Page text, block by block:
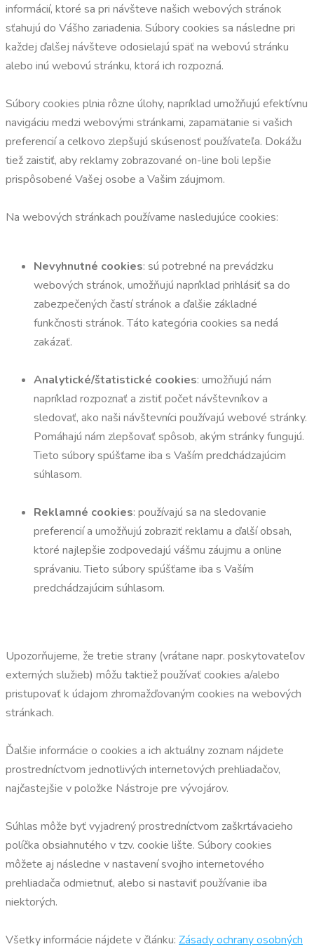
informácií, ktoré sa pri návšteve našich webových stránok
sťahujú do Vášho zariadenia. Súbory cookies sa následne pri
každej ďalšej návšteve odosielajú späť na webovú stránku
alebo inú webovú stránku, ktorá ich rozpozná.
Súbory cookies plnia rôzne úlohy, napríklad umožňujú efektívnu
navigáciu medzi webovými stránkami, zapamätanie si vašich
preferencií a celkovo zlepšujú skúsenosť používateľa. Dokážu
tiež zaistiť, aby reklamy zobrazované on-line boli lepšie
prispôsobené Vašej osobe a Vašim záujmom.
Na webových stránkach používame nasledujúce cookies:
Nevyhnutné cookies: sú potrebné na prevádzku
webových stránok, umožňujú napríklad prihlásiť sa do
zabezpečených častí stránok a ďalšie základné
funkčnosti stránok. Táto kategória cookies sa nedá
zakázať.
Analytické/štatistické cookies: umožňujú nám
napríklad rozpoznať a zistiť počet návštevníkov a
sledovať, ako naši návštevníci používajú webové stránky.
Pomáhajú nám zlepšovať spôsob, akým stránky fungujú.
Tieto súbory spúšťame iba s Vaším predchádzajúcim
súhlasom.
Reklamné cookies: používajú sa na sledovanie
preferencií a umožňujú zobraziť reklamu a ďalší obsah,
ktoré najlepšie zodpovedajú vášmu záujmu a online
správaniu. Tieto súbory spúšťame iba s Vaším
predchádzajúcim súhlasom.
Upozorňujeme, že tretie strany (vrátane napr. poskytovateľov
externých služieb) môžu taktiež používať cookies a/alebo
pristupovať k údajom zhromažďovaným cookies na webových
stránkach.
Ďalšie informácie o cookies a ich aktuálny zoznam nájdete
prostredníctvom jednotlivých internetových prehliadačov,
najčastejšie v položke Nástroje pre vývojárov.
Súhlas môže byť vyjadrený prostredníctvom zaškrtávacieho
políčka obsiahnutého v tzv. cookie lište. Súbory cookies
môžete aj následne v nastavení svojho internetového
prehliadača odmietnuť, alebo si nastaviť používanie iba
niektorých.
Všetky informácie nájdete v článku: Zásady ochrany osobných